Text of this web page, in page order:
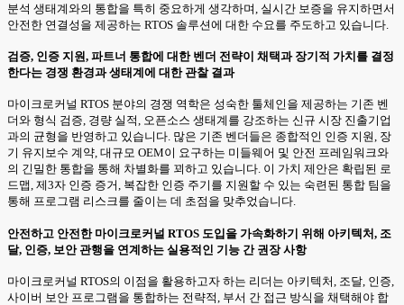
분석 생태계와의 통합을 특히 중요하게 생각하며, 실시간 보증을 유지하면서
안전한 연결성을 제공하는 RTOS 솔루션에 대한 수요를 주도하고 있습니다.
검증, 인증 지원, 파트너 통합에 대한 벤더 전략이 채택과 장기적 가치를 결정
한다는 경쟁 환경과 생태계에 대한 관찰 결과
마이크로커널 RTOS 분야의 경쟁 역학은 성숙한 툴체인을 제공하는 기존 벤
더와 형식 검증, 경량 실적, 오픈소스 생태계를 강조하는 신규 시장 진출기업
과의 균형을 반영하고 있습니다. 많은 기존 벤더들은 종합적인 인증 지원, 장
기 유지보수 계약, 대규모 OEM이 요구하는 미들웨어 및 안전 프레임워크와
의 긴밀한 통합을 통해 차별화를 꾀하고 있습니다. 이 가치 제안은 확립된 로
드맵, 제3자 인증 증거, 복잡한 인증 주기를 지원할 수 있는 숙련된 통합 팀을
통해 프로그램 리스크를 줄이는 데 초점을 맞추었습니다.
안전하고 안전한 마이크로커널 RTOS 도입을 가속화하기 위해 아키텍처, 조
달, 인증, 보안 관행을 연계하는 실용적인 기능 간 권장 사항
마이크로커널 RTOS의 이점을 활용하고자 하는 리더는 아키텍처, 조달, 인증,
사이버 보안 프로그램을 통합하는 전략적, 부서 간 접근 방식을 채택해야 합